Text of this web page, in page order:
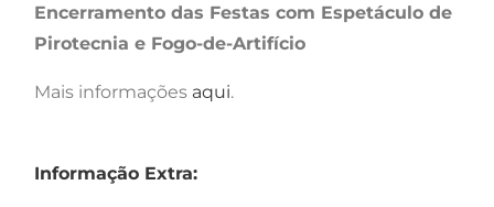
Encerramento das Festas com Espetáculo de
Pirotecnia e Fogo-de-Artifício
Mais informações aqui.
Informação Extra: